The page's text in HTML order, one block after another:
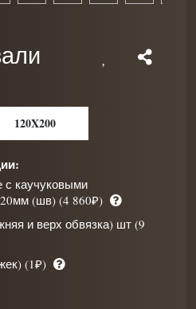
120X200
с каучуковыми
(шв) (4 860₽)
и верх обвязка) шт (9
(1₽)